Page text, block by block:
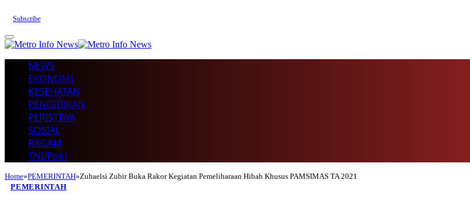
Subscribe
NEWS
EKONOMI
KESEHATAN
PENDIDIKAN
PERISTIWA
SOSIAL
RAGAM
TNI/Polri
Home»PEMERINTAH»Zuhaelsi Zubir Buka Rakor Kegiatan Pemeliharaan Hibah Khusus PAMSIMAS TA 2021
PEMERINTAH